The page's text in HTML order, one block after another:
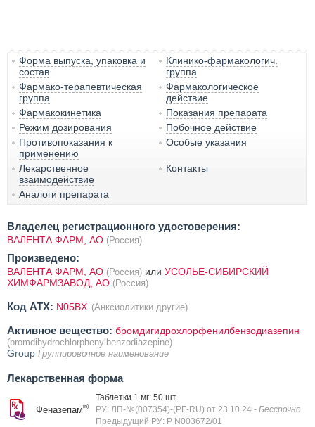
Форма выпуска, упаковка и
состав
Клинико-фармакологич.
группа
Фармако-терапевтическая
группа
Фармакологическое
действие
Фармакокинетика
Показания препарата
Режим дозирования
Побочное действие
Противопоказания к
применению
Особые указания
Лекарственное
взаимодействие
Контакты
Аналоги препарата
Владелец регистрационного удостоверения:
ВАЛЕНТА ФАРМ, АО (Россия)
Произведено:
ВАЛЕНТА ФАРМ, АО (Россия) или УСОЛЬЕ-СИБИРСКИЙ
ХИМФАРМЗАВОД, АО (Россия)
Код ATX: N05BX (Анксиолитики другие)
Активное вещество: бромдигидрохлорфенилбензодиазепин
(bromdihydrochlorphenylbenzodiazepine)
Group Группировочное наименование
Лекарственная форма
Феназепам®
Таблетки 1 мг: 50 шт.
РУ: ЛП-№(007354)-(РГ-RU) от 23.10.24 - Бессрочно
Предыдущий РУ: Р N003672/01